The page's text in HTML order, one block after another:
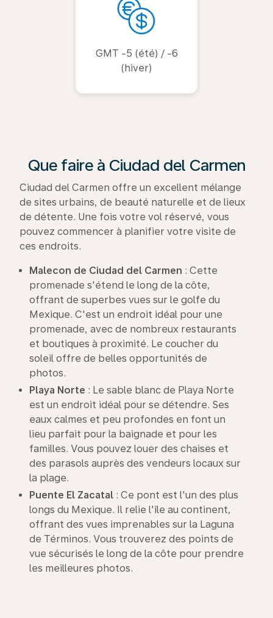
GMT -5 (été) / -6
(hiver)
Que faire à Ciudad del Carmen
Ciudad del Carmen offre un excellent mélange
de sites urbains, de beauté naturelle et de lieux
de détente. Une fois votre vol réservé, vous
pouvez commencer à planifier votre visite de
ces endroits.
Malecon de Ciudad del Carmen : Cette
promenade s'étend le long de la côte,
offrant de superbes vues sur le golfe du
Mexique. C'est un endroit idéal pour une
promenade, avec de nombreux restaurants
et boutiques à proximité. Le coucher du
soleil offre de belles opportunités de
photos.
Playa Norte : Le sable blanc de Playa Norte
est un endroit idéal pour se détendre. Ses
eaux calmes et peu profondes en font un
lieu parfait pour la baignade et pour les
familles. Vous pouvez louer des chaises et
des parasols auprès des vendeurs locaux sur
la plage.
Puente El Zacatal : Ce pont est l'un des plus
longs du Mexique. Il relie l'île au continent,
offrant des vues imprenables sur la Laguna
de Términos. Vous trouverez des points de
vue sécurisés le long de la côte pour prendre
les meilleures photos.